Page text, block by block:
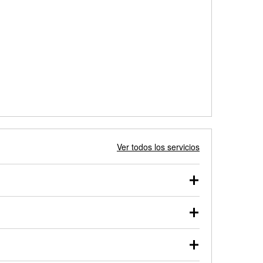
Ver todos los servicios
probarse dentro o fuera del vehículo y cargarse en
de nuestros profesionales te ayudará a encontrar
en el estacionamiento, o desmonta el